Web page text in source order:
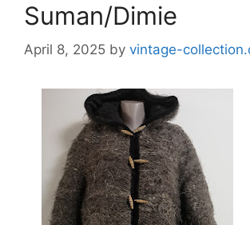
Suman/Dimie
April 8, 2025 by vintage-